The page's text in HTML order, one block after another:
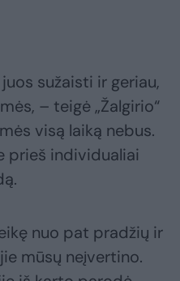
sužaisti ir geriau,
– teigė „Žalgirio“
visą laiką nebus.
prieš individualiai
nuo pat pradžių ir
mūsų neįvertino.